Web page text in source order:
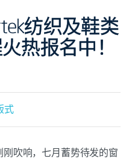
纺织及鞋类
热报名中！
式
吹响，七月蓄势待发的窗